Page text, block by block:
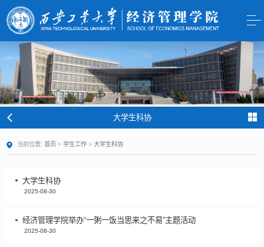
大学生科协
当前位置: 首页 >学生工作 >大学生科协
大学生科协
2025-08-30
经济管理学院举办“一粥一饭当思来之不易”主题活动
2025-08-30